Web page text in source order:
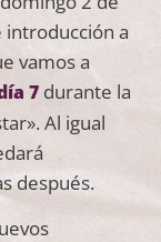
introducción a
vamos a
7 durante la
Al igual
después.